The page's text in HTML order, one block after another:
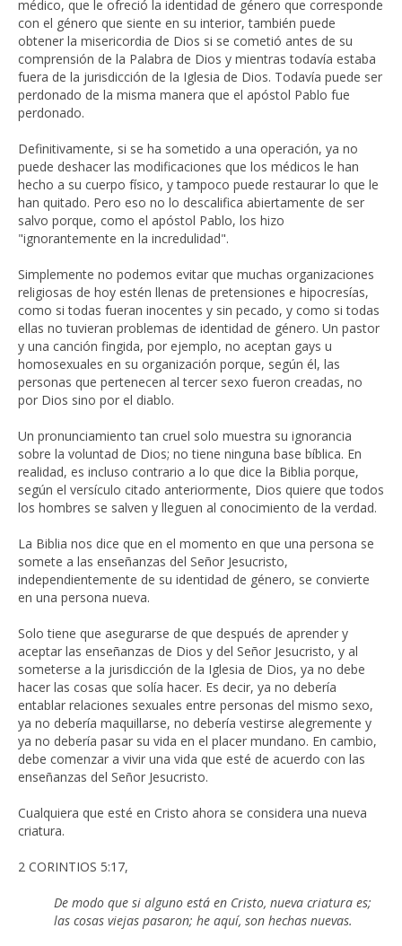
médico, que le ofreció la identidad de género que corresponde
con el género que siente en su interior, también puede
obtener la misericordia de Dios si se cometió antes de su
comprensión de la Palabra de Dios y mientras todavía estaba
fuera de la jurisdicción de la Iglesia de Dios. Todavía puede ser
perdonado de la misma manera que el apóstol Pablo fue
perdonado.
Definitivamente, si se ha sometido a una operación, ya no
puede deshacer las modificaciones que los médicos le han
hecho a su cuerpo físico, y tampoco puede restaurar lo que le
han quitado. Pero eso no lo descalifica abiertamente de ser
salvo porque, como el apóstol Pablo, los hizo
"ignorantemente en la incredulidad".
Simplemente no podemos evitar que muchas organizaciones
religiosas de hoy estén llenas de pretensiones e hipocresías,
como si todas fueran inocentes y sin pecado, y como si todas
ellas no tuvieran problemas de identidad de género. Un pastor
y una canción fingida, por ejemplo, no aceptan gays u
homosexuales en su organización porque, según él, las
personas que pertenecen al tercer sexo fueron creadas, no
por Dios sino por el diablo.
Un pronunciamiento tan cruel solo muestra su ignorancia
sobre la voluntad de Dios; no tiene ninguna base bíblica. En
realidad, es incluso contrario a lo que dice la Biblia porque,
según el versículo citado anteriormente, Dios quiere que todos
los hombres se salven y lleguen al conocimiento de la verdad.
La Biblia nos dice que en el momento en que una persona se
somete a las enseñanzas del Señor Jesucristo,
independientemente de su identidad de género, se convierte
en una persona nueva.
Solo tiene que asegurarse de que después de aprender y
aceptar las enseñanzas de Dios y del Señor Jesucristo, y al
someterse a la jurisdicción de la Iglesia de Dios, ya no debe
hacer las cosas que solía hacer. Es decir, ya no debería
entablar relaciones sexuales entre personas del mismo sexo,
ya no debería maquillarse, no debería vestirse alegremente y
ya no debería pasar su vida en el placer mundano. En cambio,
debe comenzar a vivir una vida que esté de acuerdo con las
enseñanzas del Señor Jesucristo.
Cualquiera que esté en Cristo ahora se considera una nueva
criatura.
2 CORINTIOS 5:17,
De modo que si alguno está en Cristo, nueva criatura es;
las cosas viejas pasaron; he aquí, son hechas nuevas.